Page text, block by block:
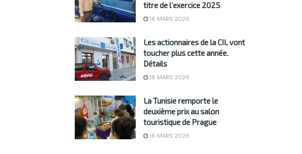
titre de l’exercice 2025
16 MARS 2026
Les actionnaires de la CIL vont
toucher plus cette année.
Détails
16 MARS 2026
La Tunisie remporte le
deuxième prix au salon
touristique de Prague
16 MARS 2026